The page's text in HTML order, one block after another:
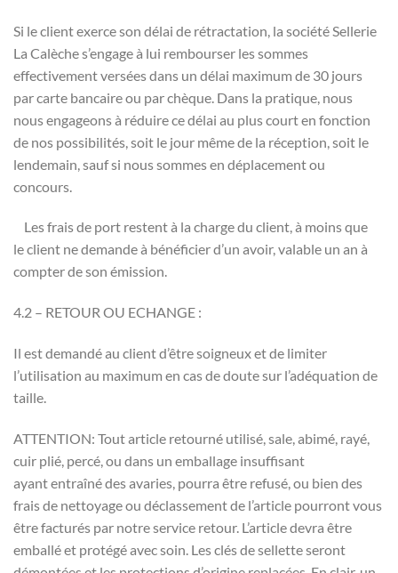
Si le client exerce son délai de rétractation, la société Sellerie
La Calèche s’engage à lui rembourser les sommes
effectivement versées dans un délai maximum de 30 jours
par carte bancaire ou par chèque. Dans la pratique, nous
nous engageons à réduire ce délai au plus court en fonction
de nos possibilités, soit le jour même de la réception, soit le
lendemain, sauf si nous sommes en déplacement ou
concours.
Les frais de port restent à la charge du client, à moins que
le client ne demande à bénéficier d’un avoir, valable un an à
compter de son émission.
4.2 – RETOUR OU ECHANGE :
Il est demandé au client d’être soigneux et de limiter
l’utilisation au maximum en cas de doute sur l’adéquation de
taille.
ATTENTION: Tout article retourné utilisé, sale, abimé, rayé,
cuir plié, percé, ou dans un emballage insuffisant
ayant entraîné des avaries, pourra être refusé, ou bien des
frais de nettoyage ou déclassement de l’article pourront vous
être facturés par notre service retour. L’article devra être
emballé et protégé avec soin. Les clés de sellette seront